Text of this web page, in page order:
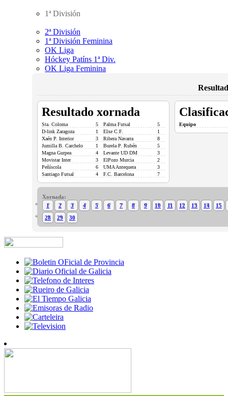
1ª División
2ª División
1ª División Feminina
OK Liga
Hóckey Patíns 1ª Div.
OK Liga Feminina
Resultado xornada
Sta. Coloma 5 Palma Futsal
5
D-link Zaragoza
1 Elxe C.F.
1
Xaén P. Interior
3 Ribera Navarra
8
Jumilla B. Carchelo
1 Burela P. Rubén
5
Magna Gurpea
4 Levante UD DM
3
Movistar Inter
3 ElPozo Murcia
2
Peñíscola
6 UMA Antequera
3
Santiago Futsal
4 F.C. Barcelona 7
Equipo
Xornada:
1
2 3 4 5 6 7 8 9 10 11 12 13 14
15
28
29 30